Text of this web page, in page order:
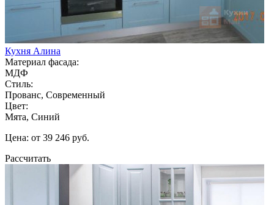
Кухня Алина
Материал фасада:
МДФ
Стиль:
Прованс, Современный
Цвет:
Мята, Синий
Цена: от 39 246 руб.
Рассчитать